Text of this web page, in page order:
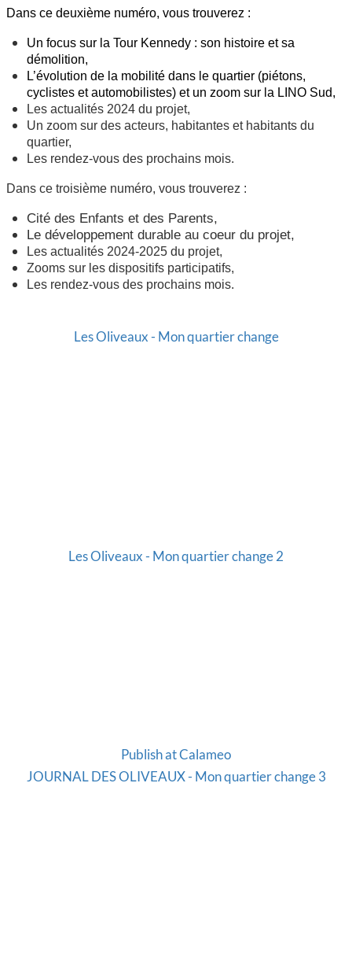
Dans ce deuxième numéro, vous trouverez :
Un focus sur la Tour Kennedy : son histoire et sa
démolition,
L’évolution de la mobilité dans le quartier (piétons,
cyclistes et automobilistes) et un zoom sur la LINO Sud,
Les actualités 2024 du projet,
Un zoom sur des acteurs, habitantes et habitants du
quartier,
Les rendez-vous des prochains mois.
Dans ce troisième numéro, vous trouverez :
Cité des Enfants et des Parents,
Le développement durable au coeur du projet,
Les actualités 2024-2025 du projet,
Zooms sur les dispositifs participatifs,
Les rendez-vous des prochains mois.
Les Oliveaux - Mon quartier change
Les Oliveaux - Mon quartier change 2
Publish at Calameo
JOURNAL DES OLIVEAUX - Mon quartier change 3